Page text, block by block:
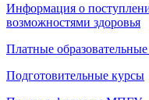
Информация о
возможностями здоровья
Платные образовательные
Подготовительные курсы